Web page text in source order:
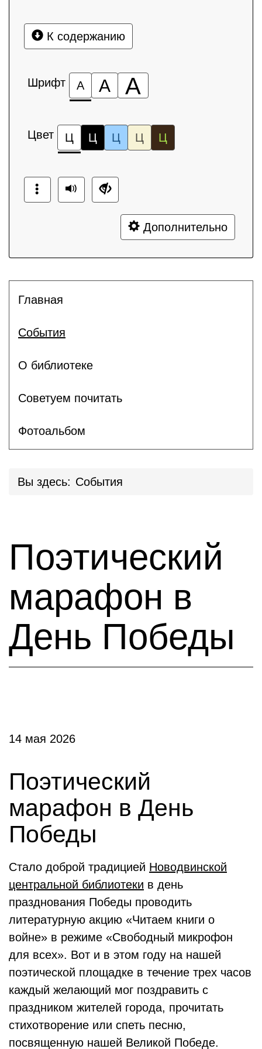
К содержанию
Шрифт А А А
Цвет Ц Ц Ц Ц Ц
Дополнительно
Главная
События
О библиотеке
Советуем почитать
Фотоальбом
Вы здесь: События
Поэтический
марафон в
День Победы
14 мая 2026
Поэтический
марафон в День
Победы
Стало доброй традицией Новодвинской
центральной библиотеки в день
празднования Победы проводить
литературную акцию «Читаем книги о
войне» в режиме «Свободный микрофон
для всех». Вот и в этом году на нашей
поэтической площадке в течение трех часов
каждый желающий мог поздравить с
праздником жителей города, прочитать
стихотворение или спеть песню,
посвященную нашей Великой Победе.